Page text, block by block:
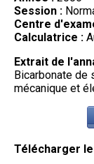
Session :
Centre
Calculatrice :
Extrait de
Bicarbonate de
mécanique et
Télécharger